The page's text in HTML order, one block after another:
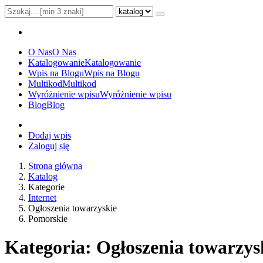
O NasO Nas
KatalogowanieKatalogowanie
Wpis na BloguWpis na Blogu
MultikodMultikod
Wyróżnienie wpisuWyróżnienie wpisu
BlogBlog
Dodaj wpis
Zaloguj się
Strona główna
Katalog
Kategorie
Internet
Ogłoszenia towarzyskie
Pomorskie
Kategoria: Ogłoszenia